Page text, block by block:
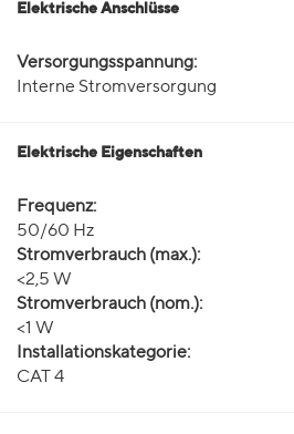
Elektrische Anschlüsse
Versorgungsspannung:
Interne Stromversorgung
Elektrische Eigenschaften
Frequenz:
50/60 Hz
Stromverbrauch (max.):
<2,5 W
Stromverbrauch (nom.):
<1 W
Installationskategorie:
CAT 4